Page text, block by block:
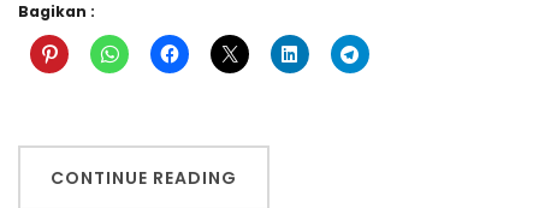
Bagikan :
CONTINUE READING